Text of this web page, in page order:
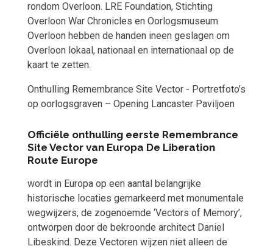
rondom Overloon. LRE Foundation, Stichting
Overloon War Chronicles en Oorlogsmuseum
Overloon hebben de handen ineen geslagen om
Overloon lokaal, nationaal en internationaal op de
kaart te zetten.
Onthulling Remembrance Site Vector - Portretfoto’s
op oorlogsgraven – Opening Lancaster Paviljoen
Officiële onthulling eerste Remembrance
Site Vector van Europa De Liberation
Route Europe
wordt in Europa op een aantal belangrijke
historische locaties gemarkeerd met monumentale
wegwijzers, de zogenoemde ‘Vectors of Memory’,
ontworpen door de bekroonde architect Daniel
Libeskind. Deze Vectoren wijzen niet alleen de